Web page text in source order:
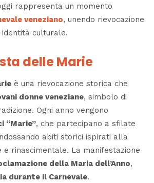
rappresenta un momento
veneziano, unendo rievocazione
culturale.
delle Marie
è una rievocazione storica che
donne veneziane, simbolo di
Ogni anno vengono
“Marie”, che partecipano a sfilate
abiti storici ispirati alla
e rinascimentale. La manifestazione
della Maria dell’Anno,
durante il Carnevale.